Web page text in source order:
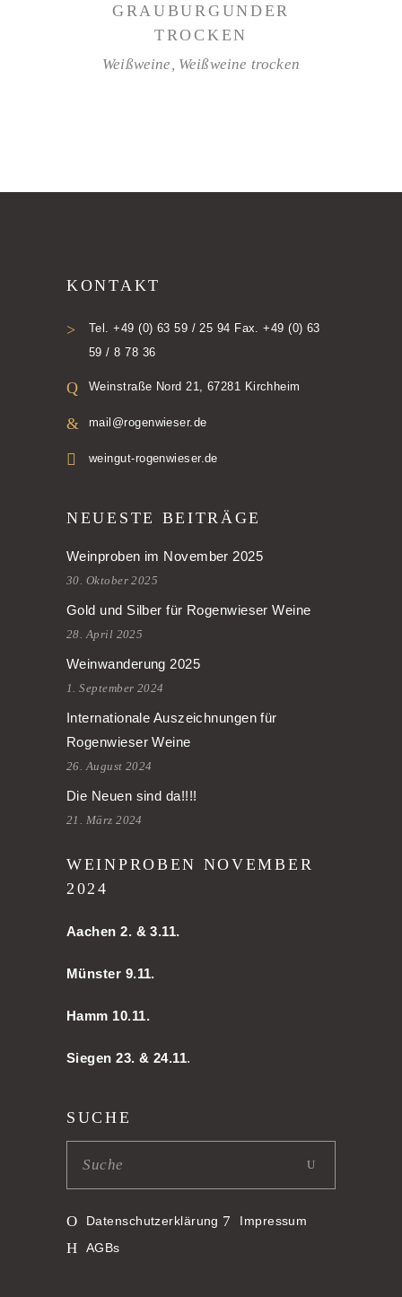
GRAUBURGUNDER
TROCKEN
Weißweine, Weißweine trocken
KONTAKT
Tel. +49 (0) 63 59 / 25 94 Fax. +49 (0) 63
59 / 8 78 36
Weinstraße Nord 21, 67281 Kirchheim
mail@rogenwieser.de
weingut-rogenwieser.de
NEUESTE BEITRÄGE
Weinproben im November 2025
30. Oktober 2025
Gold und Silber für Rogenwieser Weine
28. April 2025
Weinwanderung 2025
1. September 2024
Internationale Auszeichnungen für
Rogenwieser Weine
26. August 2024
Die Neuen sind da!!!!
21. März 2024
WEINPROBEN NOVEMBER
2024
Aachen 2. & 3.11.
Münster 9.11.
Hamm 10.11.
Siegen 23. & 24.11.
SUCHE
Datenschutzerklärung
Impressum
AGBs